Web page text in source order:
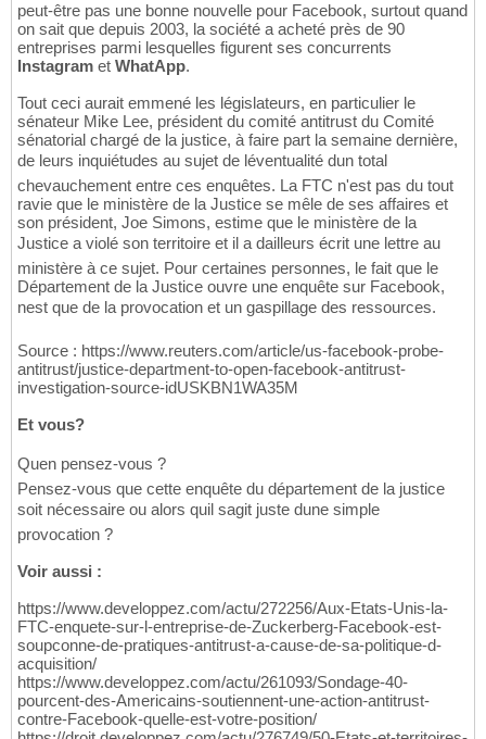
peut-être pas une bonne nouvelle pour Facebook, surtout quand
on sait que depuis 2003, la société a acheté près de 90
entreprises parmi lesquelles figurent ses concurrents
Instagram et WhatApp.
Tout ceci aurait emmené les législateurs, en particulier le
sénateur Mike Lee, président du comité antitrust du Comité
sénatorial chargé de la justice, à faire part la semaine dernière,
de leurs inquiétudes au sujet de léventualité dun total
chevauchement entre ces enquêtes. La FTC n'est pas du tout
ravie que le ministère de la Justice se mêle de ses affaires et
son président, Joe Simons, estime que le ministère de la
Justice a violé son territoire et il a dailleurs écrit une lettre au
ministère à ce sujet. Pour certaines personnes, le fait que le
Département de la Justice ouvre une enquête sur Facebook,
nest que de la provocation et un gaspillage des ressources.
Source : https://www.reuters.com/article/us-facebook-probe-
antitrust/justice-department-to-open-facebook-antitrust-
investigation-source-idUSKBN1WA35M
Et vous?
Quen pensez-vous ?
Pensez-vous que cette enquête du département de la justice
soit nécessaire ou alors quil sagit juste dune simple
provocation ?
Voir aussi :
https://www.developpez.com/actu/272256/Aux-Etats-Unis-la-
FTC-enquete-sur-l-entreprise-de-Zuckerberg-Facebook-est-
soupconne-de-pratiques-antitrust-a-cause-de-sa-politique-d-
acquisition/
https://www.developpez.com/actu/261093/Sondage-40-
pourcent-des-Americains-soutiennent-une-action-antitrust-
contre-Facebook-quelle-est-votre-position/